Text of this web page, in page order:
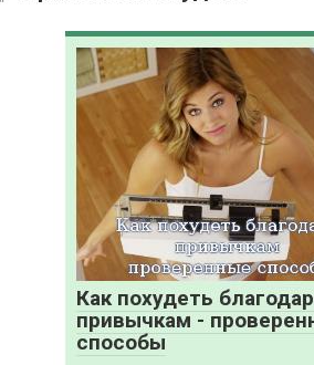
Как похудеть
привычкам -
способы